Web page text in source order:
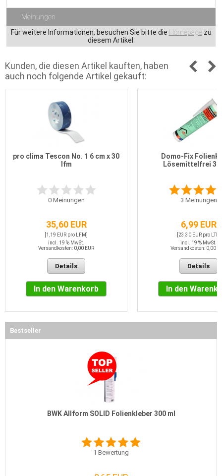
Meinungen
Für weitere Informationen, besuchen Sie bitte die Homepagezu
diesem Artikel.
Kunden, die diesen Artikel kauften, haben
auch noch folgende Artikel gekauft:
pro clima Tescon No. 1 6 cm x 30
lfm
0Meinungen
35,60 EUR
[1,19 EUR pro LFM]
incl. 19 % MwSt.
Versandkosten: 0,00 EUR
Details
In den Warenkorb
Domo-Fix
Lösemittelfrei
3 Meinungen
6,99 EUR
[23,30 EUR pro LTR]
incl. 19 % MwSt.
Versandkosten: 0,00
Details
In den
Bestseller
BWK Allform SOLID Folienkleber 300 ml
1 Bewertung